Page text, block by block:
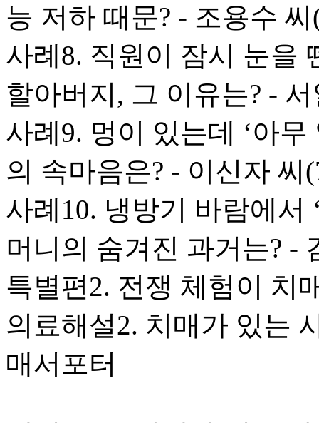
능 저하 때문? - 조용수
사례8. 직원이 잠시 눈을
할아버지, 그 이유는? -
사례9. 멍이 있는데 ‘아
의 속마음은? - 이신자 씨
사례10. 냉방기 바람에서
머니의 숨겨진 과거는? -
특별편2. 전쟁 체험이 치
의료해설2. 치매가 있는
매서포터